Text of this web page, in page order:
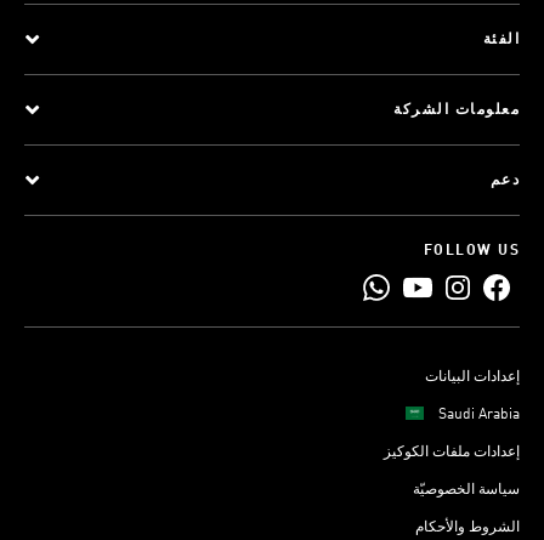
الفئة
معلومات الشركة
دعم
FOLLOW US
إعدادات البيانات
Saudi Arabia
إعدادات ملفات الكوكيز
سياسة الخصوصيّة
الشروط والأحكام